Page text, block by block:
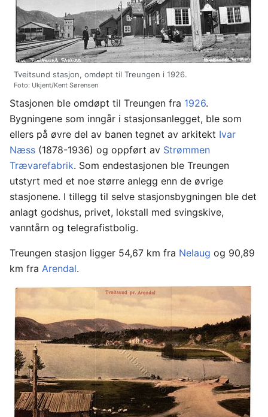
Tveitsund stasjon, omdøpt til Treungen i 1926.
Foto: Ukjent/Kent Sørensen
Stasjonen ble omdøpt til Treungen fra 1926.
Bygningene som inngår i stasjonsanlegget, ble som
ellers på øvre del av banen tegnet av arkitekt Ivar
Næss (1878-1936) og oppført av Strømmen
Trævarefabrik. Som endestasjonen ble Treungen
utstyrt med et noe større anlegg enn de øvrige
stasjonene. I tillegg til selve stasjonsbygningen ble det
anlagt godshus, privet, lokstall med svingskive,
vanntårn og telegrafistbolig.
Treungen stasjon ligger 54,67 km fra Nelaug og 90,89
km fra Arendal.